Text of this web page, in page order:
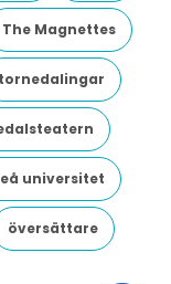
The Magnettes
tornedalingar
universitet
översättare